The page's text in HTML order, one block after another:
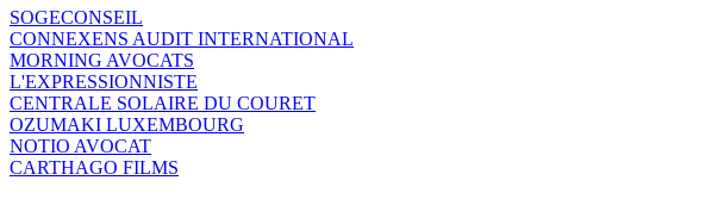
SOGECONSEIL
CONNEXENS AUDIT INTERNATIONAL
MORNING AVOCATS
L'EXPRESSIONNISTE
CENTRALE SOLAIRE DU COURET
OZUMAKI LUXEMBOURG
NOTIO AVOCAT
CARTHAGO FILMS